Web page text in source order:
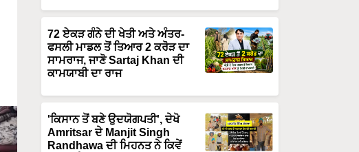
72 ਏਕੜ ਗੰਨੇ ਦੀ ਖੇਤੀ ਅਤੇ ਅੰਤਰ-
ਫਸਲੀ ਮਾਡਲ ਤੋਂ ਤਿਆਰ 2 ਕਰੋੜ ਦਾ
ਸਾਮਰਾਜ, ਜਾਣੋ Sartaj Khan ਦੀ
ਕਾਮਯਾਬੀ ਦਾ ਰਾਜ
'ਕਿਸਾਨ ਤੋਂ ਬਣੇ ਉਦਯੋਗਪਤੀ', ਦੇਖੋ
Amritsar ਦੇ Manjit Singh
Randhawa ਦੀ ਮਿਹਨਤ ਨੇ ਕਿਵੇਂ